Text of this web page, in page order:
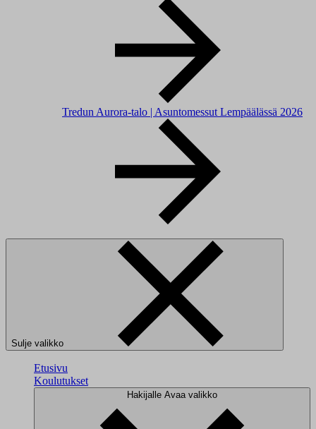
Tredun Aurora-talo | Asuntomessut Lempäälässä 2026
Sulje valikko
Etusivu
Koulutukset
Hakijalle Avaa valikko